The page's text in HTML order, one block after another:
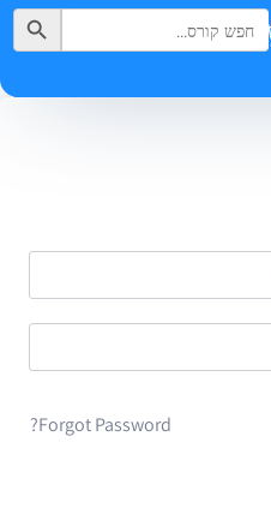
Search
for:
Search Button
Forgot Password?